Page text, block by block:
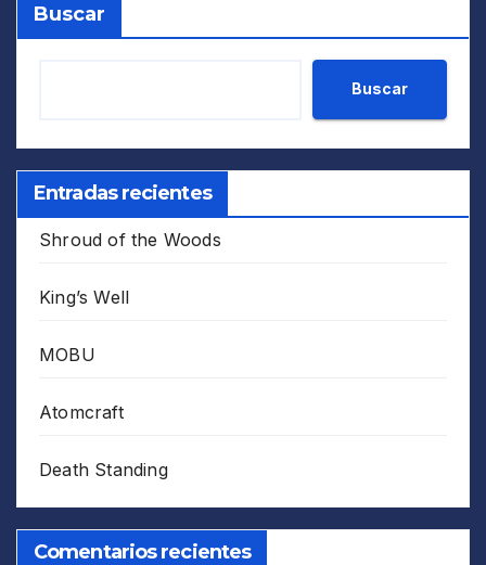
Buscar
Buscar
Entradas recientes
Shroud of the Woods
King’s Well
MOBU
Atomcraft
Death Standing
Comentarios recientes